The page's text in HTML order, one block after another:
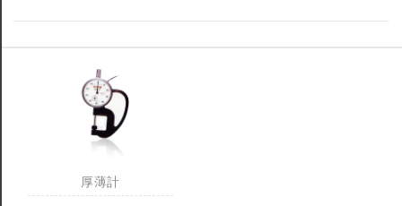
厚薄計